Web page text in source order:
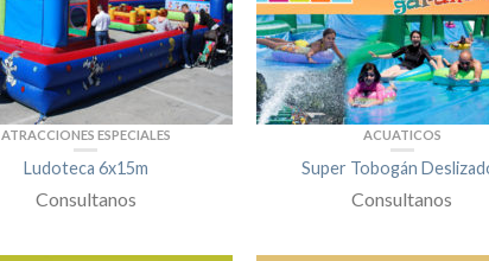
ATRACCIONES ESPECIALES
Ludoteca 6x15m
Consultanos
ACUATICOS
Super Tobogán
Consultanos